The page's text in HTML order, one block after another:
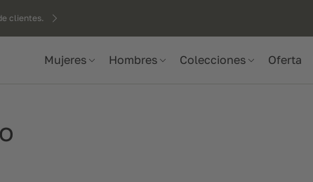
clientes.
Mujeres Hombres Colecciones Oferta